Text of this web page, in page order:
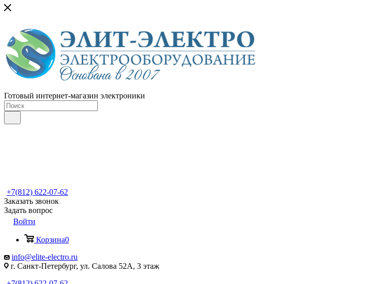
Готовый интернет-магазин электроники
+7(812) 622-07-62
Заказать звонок
Задать вопрос
Войти
Корзина0
info@elite-electro.ru
г. Санкт-Петербург, ул. Салова 52А, 3 этаж